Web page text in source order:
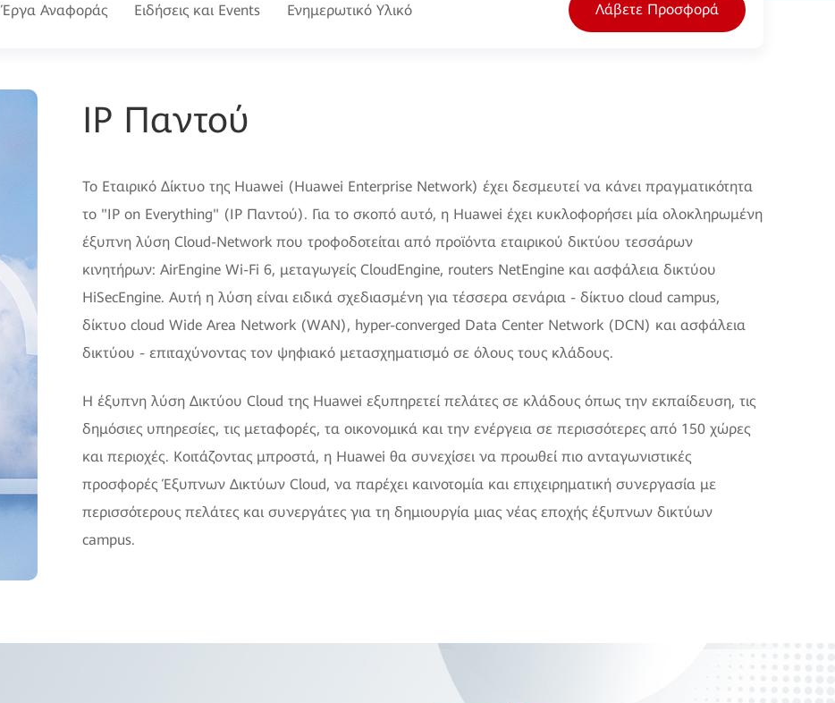
Έργα Αναφοράς Ειδήσεις και Events Ενημερωτικό Υλικό Λάβετε Προσφορά
IP Παντού
Το Εταιρικό Δίκτυο της Huawei (Huawei Enterprise Network) έχει δεσμευτεί να κάνει πραγματικότητα
το "IP on Everything" (IP Παντού). Για το σκοπό αυτό, η Huawei έχει κυκλοφορήσει μία ολοκληρωμένη
έξυπνη λύση Cloud-Network που τροφοδοτείται από προϊόντα εταιρικού δικτύου τεσσάρων
κινητήρων: AirEngine Wi-Fi 6, μεταγωγείς CloudEngine, routers NetEngine και ασφάλεια δικτύου
HiSecEngine. Αυτή η λύση είναι ειδικά σχεδιασμένη για τέσσερα σενάρια - δίκτυο cloud campus,
δίκτυο cloud Wide Area Network (WAN), hyper-converged Data Center Network (DCN) και ασφάλεια
δικτύου - επιταχύνοντας τον ψηφιακό μετασχηματισμό σε όλους τους κλάδους.
Η έξυπνη λύση Δικτύου Cloud της Huawei εξυπηρετεί πελάτες σε κλάδους όπως την εκπαίδευση, τις
δημόσιες υπηρεσίες, τις μεταφορές, τα οικονομικά και την ενέργεια σε περισσότερες από 150 χώρες
και περιοχές. Κοιτάζοντας μπροστά, η Huawei θα συνεχίσει να προωθεί πιο ανταγωνιστικές
προσφορές Έξυπνων Δικτύων Cloud, να παρέχει καινοτομία και επιχειρηματική συνεργασία με
περισσότερους πελάτες και συνεργάτες για τη δημιουργία μιας νέας εποχής έξυπνων δικτύων
campus.